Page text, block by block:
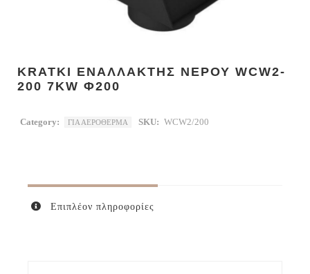
KRATKI ΕΝΑΛΛΑΚΤΗΣ ΝΕΡΟΥ WCW2-
200 7KW Φ200
Category: ΓΙΑ ΑΕΡΟΘΕΡΜΑ SKU: WCW2/200
Επιπλέον πληροφορίες